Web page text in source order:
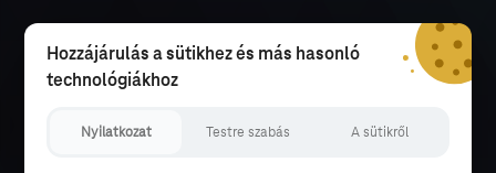
Hozzájárulás a sütikhez és más hasonló
technológiákhoz
Nyilatkozat Testre szabás A sütikről